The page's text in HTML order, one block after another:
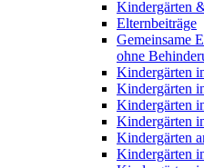
Kindergärten
Elternbeiträge
Gemeinsame
ohne
Kindergärten
Kindergärten
Kindergärten
Kindergärten
Kindergärten
Kindergärten